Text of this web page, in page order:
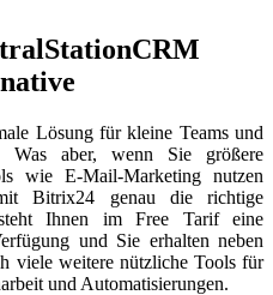
Lösung für kleine Teams und
Was aber, wenn Sie größere
wie E-Mail-Marketing nutzen
Bitrix24 genau die richtige
Ihnen im Free Tarif eine
und Sie erhalten neben
viele weitere nützliche Tools für
und Automatisierungen.